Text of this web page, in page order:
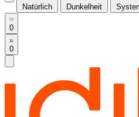
Natürlich Dunkelheit
0
0